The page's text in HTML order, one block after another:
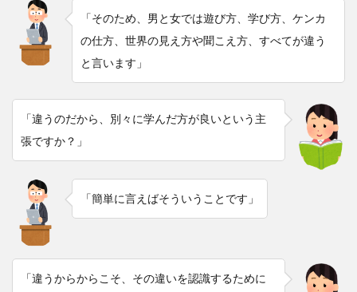
「そのため、男と女では遊び方、学び方、ケンカ
の仕方、世界の見え方や聞こえ方、すべてが違う
と言います」
「違うのだから、別々に学んだ方が良いという主
張ですか？」
「簡単に言えばそういうことです」
「違うからからこそ、その違いを認識するために